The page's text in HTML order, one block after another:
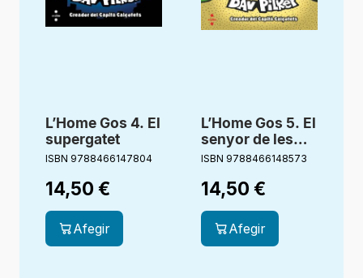
L’Home Gos 4. El
supergatet
ISBN 9788466147804
14,50 €
Afegir
L’Home Gos 5. El
senyor de les
puces
ISBN 9788466148573
14,50 €
Afegir